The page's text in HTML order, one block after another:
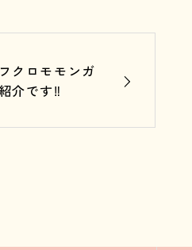
クロモモンガ
介です‼️